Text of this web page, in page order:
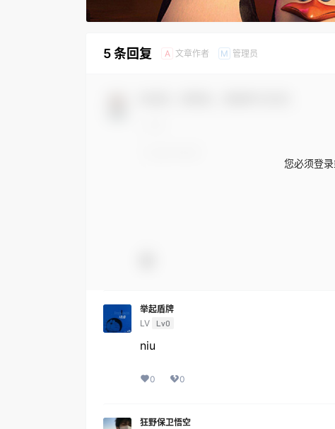
5 条回复 A 文章作者 M 管理员
您必须登
举起盾牌
LV Lv0
niu
0 0
狂野保卫悟空